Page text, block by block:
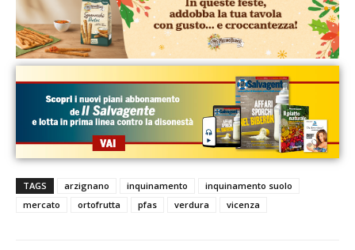
TAGS arzignano inquinamento
inquinamento suolo
mercato
ortofrutta pfas verdura vicenza